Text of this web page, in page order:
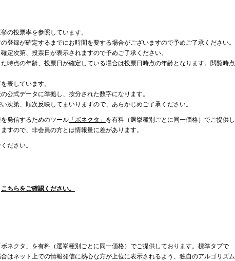
の投票率を参照しています。
録が確定するまでにお時間を要する場合がございますので予めご了承ください。
次第、投票日が表示されますので予めご了承ください。
点の年齢、投票日が確定している場合は投票日時点の年齢となります。閲覧時点
表しています。
式データに準拠し、按分された数字になります。
第、順次反映してまいりますので、あらかじめご了承ください。
発信するためのツール「ボネクタ」 を有料（選挙種別ごとに同一価格）でご提供し
すので、非会員の方とは情報量に差があります。
ださい。
こちらをご確認ください。
ネクタ」を有料（選挙種別ごとに同一価格）でご提供しております。標準タブで
はネット上での情報発信に熱心な方が上位に表示されるよう、独自のアルゴリズム